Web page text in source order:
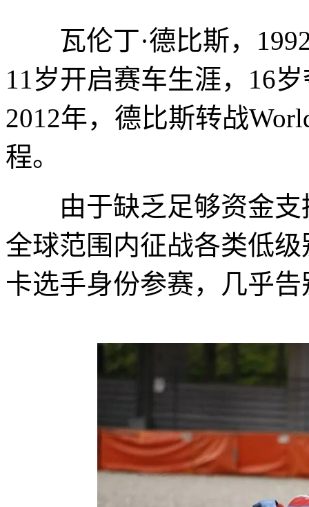
瓦伦丁·德比斯，1992
11岁开启赛车生涯，16
2012年，德比斯转战
程。
由于缺乏足够资金支
全球范围内征战各类低
卡选手身份参赛，几乎